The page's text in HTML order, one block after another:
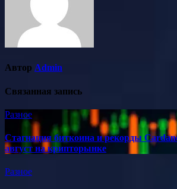
Автор Admin
Связанная запись
Разное
Стагнация биткоина и рекорды
август на крипторынке
Разное